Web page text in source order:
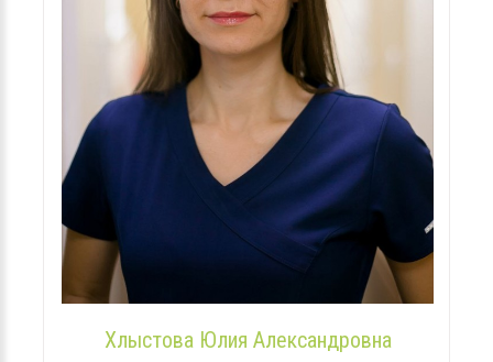
Хлыстова Юлия Александровна